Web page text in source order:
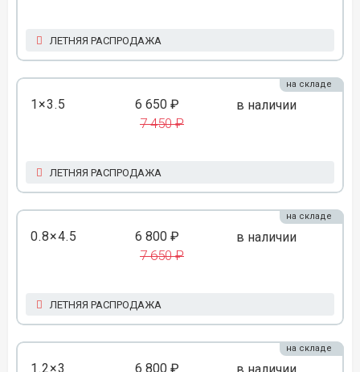
ЛЕТНЯЯ РАСПРОДАЖА
1×3.5 6 650 ₽
7 450 ₽
в наличии
на складе
ЛЕТНЯЯ РАСПРОДАЖА
0.8×4.5 6 800 ₽
7 650 ₽
в наличии
на складе
ЛЕТНЯЯ РАСПРОДАЖА
1.2×3 6 800 ₽ в наличии
на складе